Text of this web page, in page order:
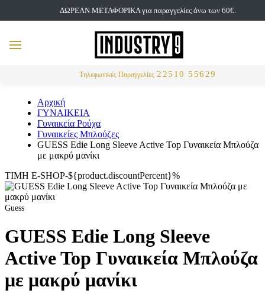
ΔΩΡΕΑΝ ΜΕΤΑΦΟΡΙΚΑ για παραγγελίες άνω των 60€.
Τηλεφωνικές Παραγγελίες 22510 55629
MENU
Αρχική
ΓΥΝΑΙΚΕΙΑ
Γυναικεία Ρούχα
Γυναικείες Μπλούζες
GUESS Edie Long Sleeve Active Top Γυναικεία Μπλούζα
με μακρύ μανίκι
ΤΙΜΗ E-SHOP-${product.discountPercent}%
Guess
GUESS Edie Long Sleeve
Active Top Γυναικεία Μπλούζα
με μακρύ μανίκι